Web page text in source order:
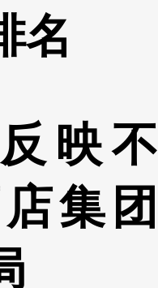
名
映不
集团